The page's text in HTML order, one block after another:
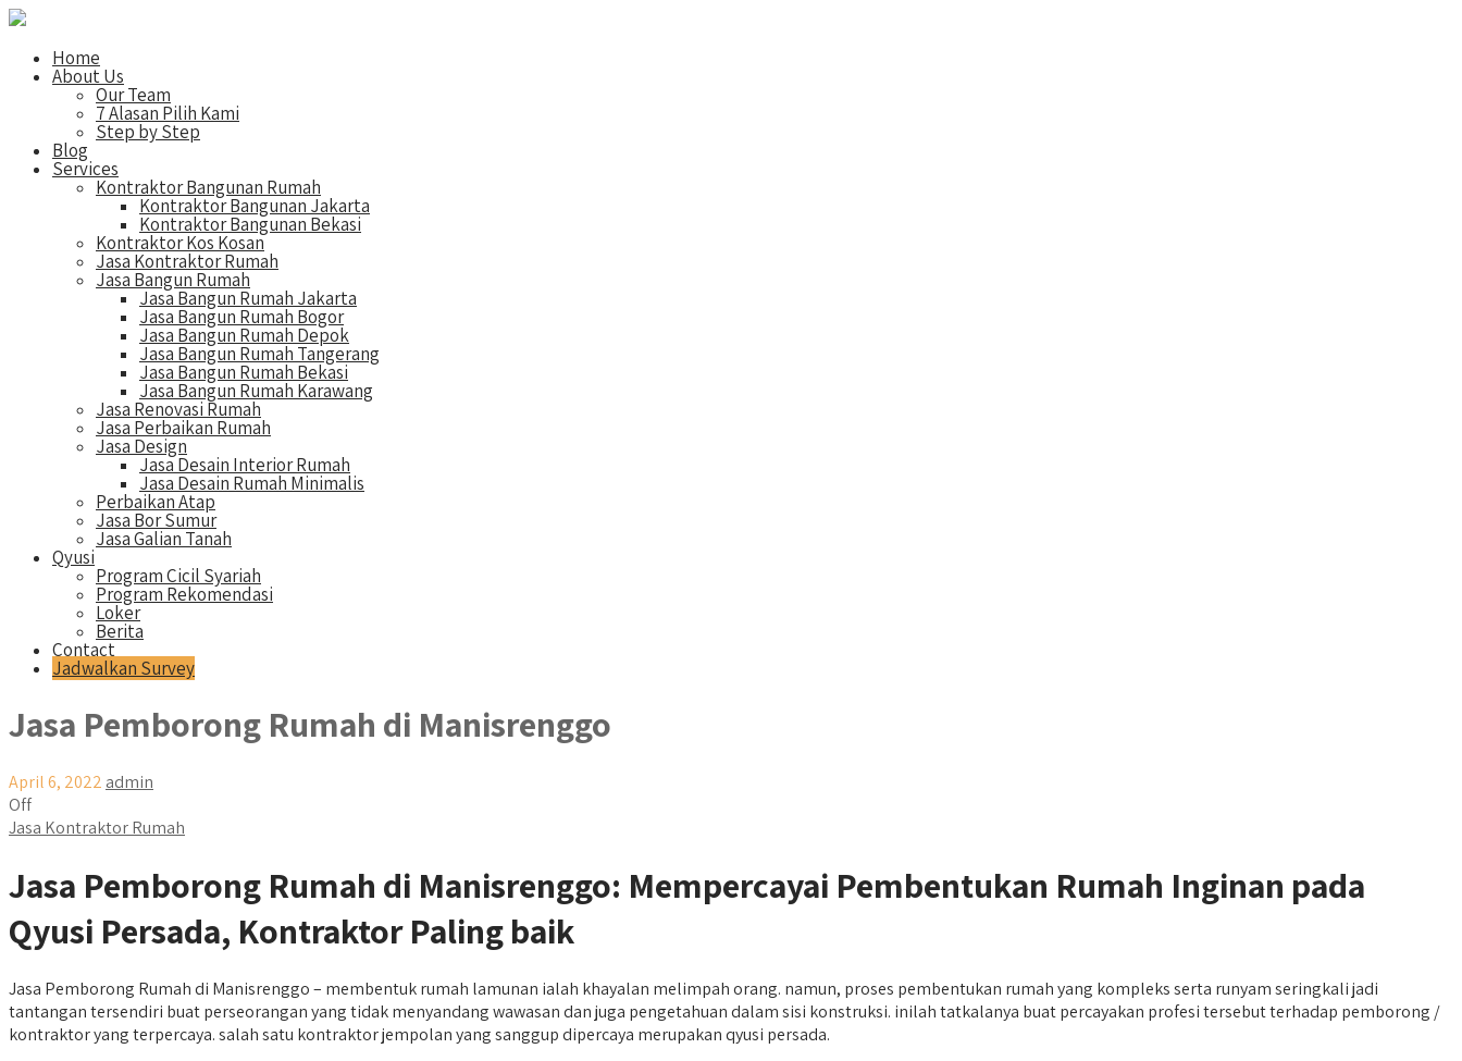
Home
About Us
Our Team
7 Alasan Pilih Kami
Step by Step
Blog
Services
Kontraktor Bangunan Rumah
Kontraktor Bangunan Jakarta
Kontraktor Bangunan Bekasi
Kontraktor Kos Kosan
Jasa Kontraktor Rumah
Jasa Bangun Rumah
Jasa Bangun Rumah Jakarta
Jasa Bangun Rumah Bogor
Jasa Bangun Rumah Depok
Jasa Bangun Rumah Tangerang
Jasa Bangun Rumah Bekasi
Jasa Bangun Rumah Karawang
Jasa Renovasi Rumah
Jasa Perbaikan Rumah
Jasa Design
Jasa Desain Interior Rumah
Jasa Desain Rumah Minimalis
Perbaikan Atap
Jasa Bor Sumur
Jasa Galian Tanah
Qyusi
Program Cicil Syariah
Program Rekomendasi
Loker
Berita
Contact
Jadwalkan Survey
Jasa Pemborong Rumah di Manisrenggo
April 6, 2022 admin
Off
Jasa Kontraktor Rumah
Jasa Pemborong Rumah di Manisrenggo: Mempercayai Pembentukan Rumah Inginan pada
Qyusi Persada, Kontraktor Paling baik
Jasa Pemborong Rumah di Manisrenggo – membentuk rumah lamunan ialah khayalan melimpah orang. namun, proses pembentukan rumah yang kompleks serta runyam seringkali jadi
tantangan tersendiri buat perseorangan yang tidak menyandang wawasan dan juga pengetahuan dalam sisi konstruksi. inilah tatkalanya buat percayakan profesi tersebut terhadap pemborong /
kontraktor yang terpercaya. salah satu kontraktor jempolan yang sanggup dipercaya merupakan qyusi persada.